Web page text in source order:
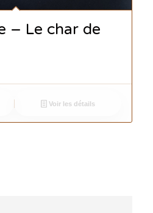
– Le char de
Voir les détails